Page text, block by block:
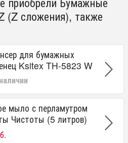
(Z сложения), также
для бумажных
Ksitex TH-5823 W
мыло с перламутром
Чистоты (5 литров)